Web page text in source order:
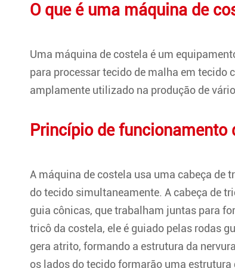
O que é uma máquina de
Uma máquina de costela é um
para processar tecido de malha em tecido
amplamente utilizado na produção de
Princípio de
A máquina de costela usa uma cabeça de
do tecido simultaneamente. A cabeça de
guia cônicas, que trabalham juntas para
tricô da costela, ele é guiado pelas rodas
gera atrito, formando a estrutura da
os lados do tecido formarão uma estrutura